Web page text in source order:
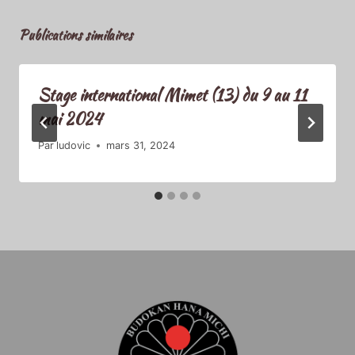
Publications similaires
Stage international Mimet (13) du 9 au 11
mai 2024
Par ludovic mars 31, 2024